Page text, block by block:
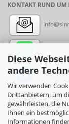
Diese
andere
Wir verwenden
Drittanbietern, um
gewährleisten, die
Ihnen ein
Informationen
KONTAKT RUND UM